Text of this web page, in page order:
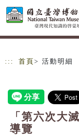
跳到主要內容
網站導覽
::: 首頁 > 活動明細
「第六次大
導覽